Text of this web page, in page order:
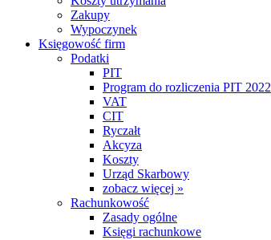
Zakupy
Wypoczynek
Księgowość firm
Podatki
PIT
Program do rozliczenia PIT 2022
VAT
CIT
Ryczałt
Akcyza
Koszty
Urząd Skarbowy
zobacz więcej »
Rachunkowość
Zasady ogólne
Księgi rachunkowe